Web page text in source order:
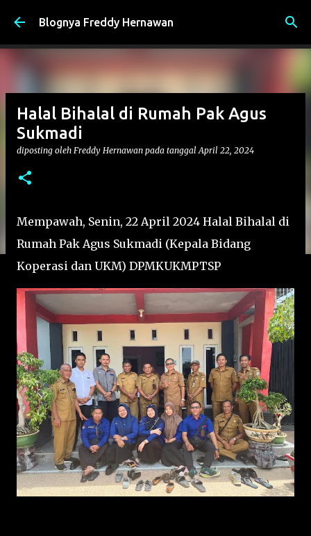
Langsung ke konten utama
Blognya Freddy Hernawan
Halal Bihalal di Rumah Pak Agus
Sukmadi
diposting oleh Freddy Hernawan pada tanggalApril 22, 2024
Mempawah, Senin, 22 April 2024 Halal Bihalal di
Rumah Pak Agus Sukmadi (Kepala Bidang
Koperasi dan UKM) DPMKUKMPTSP